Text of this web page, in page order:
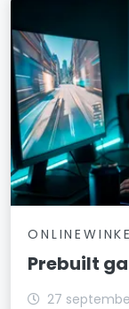
Prebuilt
27